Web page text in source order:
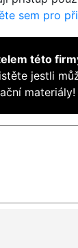
sem pro
této
jestli
materiály!